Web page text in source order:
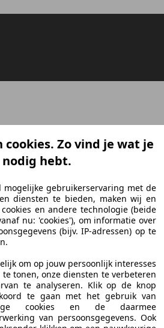
Zo vind je wat je
nodig hebt.
mogelijke gebruikerservaring met de
diensten te bieden, maken wij en
en andere technologie (beide
nu: 'cookies'), om informatie over
(bijv. IP-adressen) op te
om op jouw persoonlijk interesses
tonen, onze diensten te verbeteren
te analyseren. Klik op de knop
te gaan met het gebruik van
cookies en de daarmee
van persoonsgegevens. Ook